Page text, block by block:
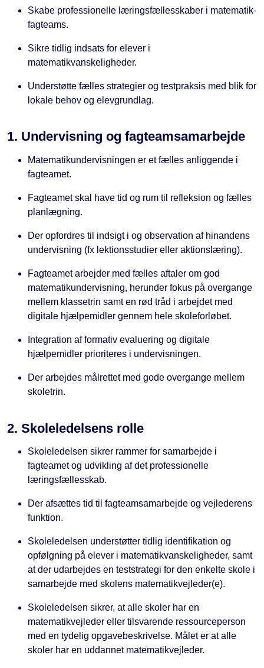
Skabe professionelle læringsfællesskaber i matematik-
fagteams.
Sikre tidlig indsats for elever i
matematikvanskeligheder.
Understøtte fælles strategier og testpraksis med blik for
lokale behov og elevgrundlag.
1. Undervisning og fagteamsamarbejde
Matematikundervisningen er et fælles anliggende i
fagteamet.
Fagteamet skal have tid og rum til refleksion og fælles
planlægning.
Der opfordres til indsigt i og observation af hinandens
undervisning (fx lektionsstudier eller aktionslæring).
Fagteamet arbejder med fælles aftaler om god
matematikundervisning, herunder fokus på overgange
mellem klassetrin samt en rød tråd i arbejdet med
digitale hjælpemidler gennem hele skoleforløbet.
Integration af formativ evaluering og digitale
hjælpemidler prioriteres i undervisningen.
Der arbejdes målrettet med gode overgange mellem
skoletrin.
2. Skoleledelsens rolle
Skoleledelsen sikrer rammer for samarbejde i
fagteamet og udvikling af det professionelle
læringsfællesskab.
Der afsættes tid til fagteamsamarbejde og vejlederens
funktion.
Skoleledelsen understøtter tidlig identifikation og
opfølgning på elever i matematikvanskeligheder, samt
at der udarbejdes en teststrategi for den enkelte skole i
samarbejde med skolens matematikvejleder(e).
Skoleledelsen sikrer, at alle skoler har en
matematikvejleder eller tilsvarende ressourceperson
med en tydelig opgavebeskrivelse. Målet er at alle
skoler har en uddannet matematikvejleder.